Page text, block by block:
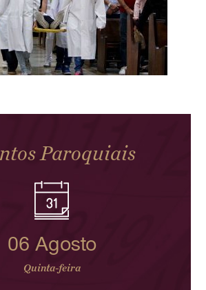
Paroquiais
06 Agosto
Quinta-feira